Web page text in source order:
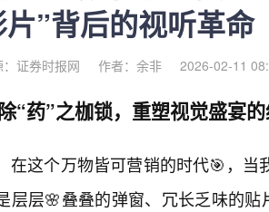
”背后的视听革命
：证券时报网 作者：余非 2026-02-11
“药”之枷锁，重塑视觉盛宴
在这个万物皆可营销的时代🎯，当
层层🌸叠叠的弹窗、冗长乏味的